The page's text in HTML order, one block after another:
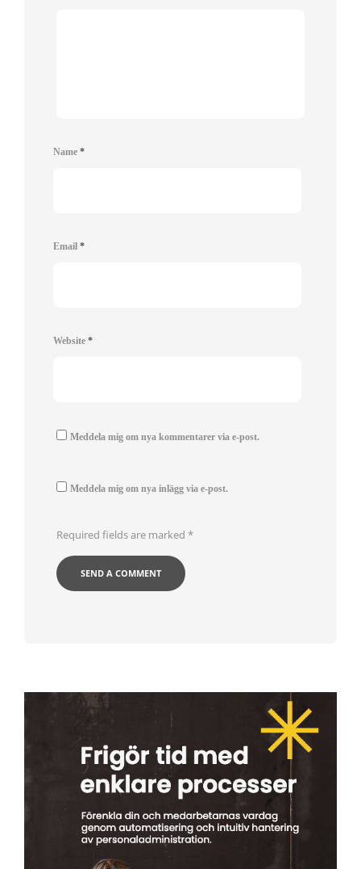
Name *
Email *
Website *
Meddela mig om nya kommentarer via e-post.
Meddela mig om nya inlägg via e-post.
Required fields are marked *